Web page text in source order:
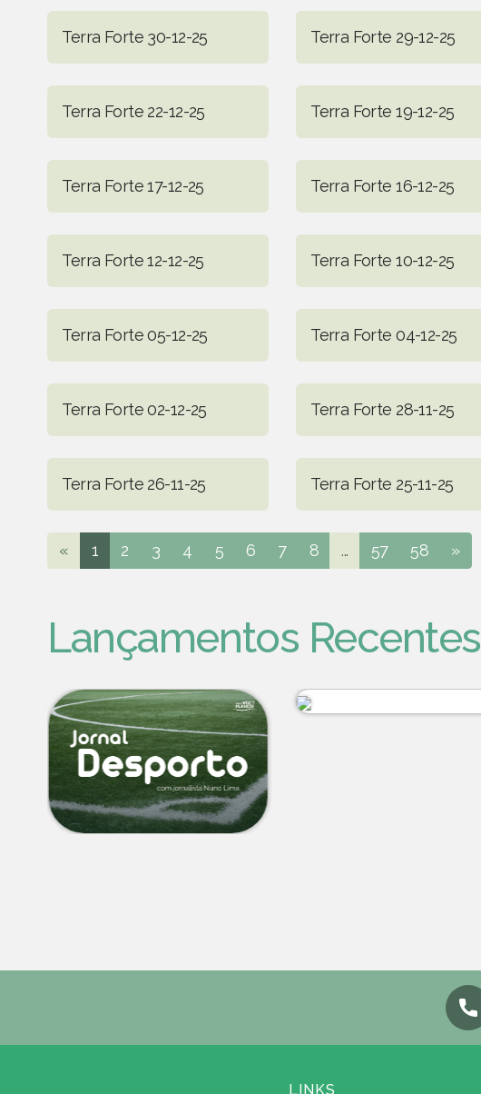
Terra Forte 30-12-25 Terra Forte 29-12-25
Terra Forte 22-12-25 Terra Forte 19-12-25
Terra Forte 17-12-25 Terra Forte 16-12-25
Terra Forte 12-12-25 Terra Forte 10-12-25
Terra Forte 05-12-25 Terra Forte 04-12-25
Terra Forte 02-12-25 Terra Forte 28-11-25
Terra Forte 26-11-25 Terra Forte 25-11-25
« 1 2 3 4 5 6 7 8 ... 57 58 »
Lançamentos Recentes
LINKS